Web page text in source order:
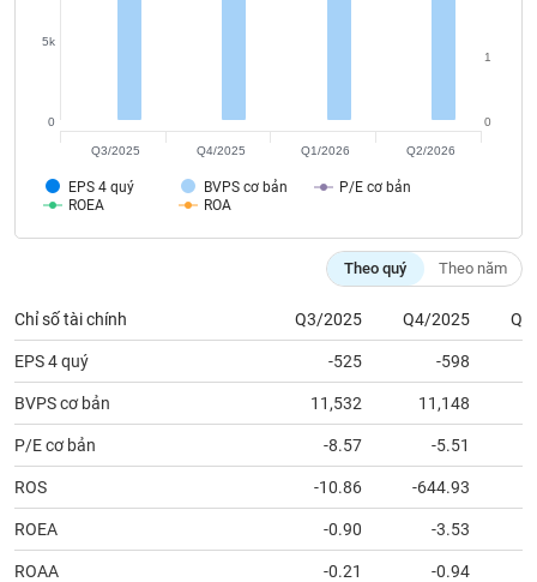
EPS 4 quý BVPS cơ bản
P/E cơ bản
ROEA
ROA
0
5k
0
1
Q3/2025 Q4/2025 Q1/2026 Q2/2026
Theo quý Theo năm
Chỉ số tài chính Q3/2025 Q4/2025
EPS 4 quý -525 -598
BVPS cơ bản 11,532 11,148
P/E cơ bản -8.57 -5.51
ROS -10.86 -644.93
ROEA -0.90 -3.53
ROAA -0.21 -0.94
thông
liệu
tài
chính